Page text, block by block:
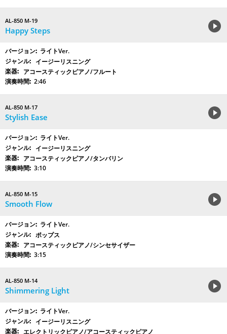
AL-850 M-19
Happy Steps
ライトVer.
イージーリスニング
アコースティックピアノ/フルート
2:46
AL-850 M-17
Stylish Ease
ライトVer.
イージーリスニング
アコースティックピアノ/タンバリン
3:10
AL-850 M-15
Smooth Flow
ライトVer.
ポップス
アコースティックピアノ/シンセサイザー
3:15
AL-850 M-14
Shimmering Light
ライトVer.
イージーリスニング
エレクトリックピアノ/アコースティックピアノ